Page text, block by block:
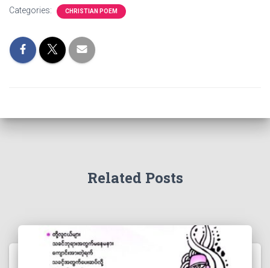
Categories: CHRISTIAN POEM
Related Posts